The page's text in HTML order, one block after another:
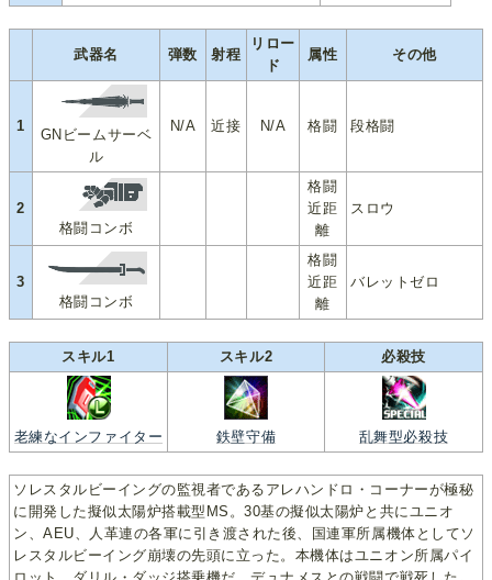
武器名 弾数 射程
リロー
ド
属性 その他
1
GNビームサーベ
ル
N/A 近接 N/A 格闘 段格闘
2
格闘コンボ
格闘
近距
離
スロウ
3
格闘コンボ
格闘
近距
離
バレットゼロ
スキル1 スキル2 必殺技
老練なインファイター 鉄壁守備 乱舞型必殺技
ソレスタルビーイングの監視者であるアレハンドロ・コーナーが極秘
に開発した擬似太陽炉搭載型MS。30基の擬似太陽炉と共にユニオ
ン、AEU、人革連の各軍に引き渡された後、国連軍所属機体としてソ
レスタルビーイング崩壊の先頭に立った。本機体はユニオン所属パイ
ロット、ダリル・ダッジ搭乗機だ。デュナメスとの戦闘で戦死した。